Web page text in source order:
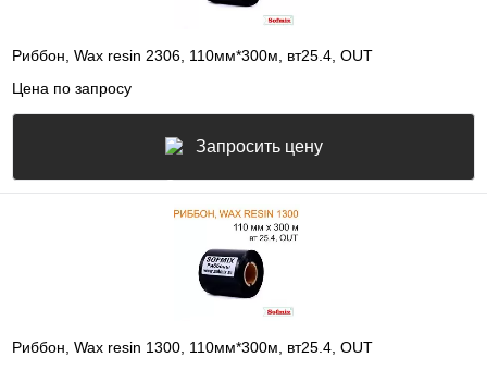
Риббон, Wax resin 2306, 110мм*300м, вт25.4, OUT
Цена по запросу
Запросить цену
Риббон, Wax resin 1300, 110мм*300м, вт25.4, OUT